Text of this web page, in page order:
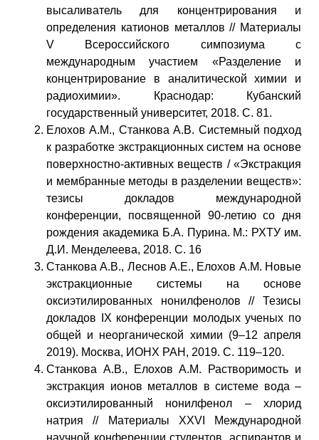
высаливатель для концентрирования и
определения катионов металлов // Материалы
V Всероссийского симпозиума с
международным участием «Разделение и
концентрирование в аналитической химии и
радиохимии». Краснодар: Кубанский
государственный университет, 2018. С. 81.
Елохов А.М., Станкова А.В. Системный подход
к разработке экстракционных систем на основе
поверхностно-активных веществ / «Экстракция
и мембранные методы в разделении веществ»:
тезисы докладов международной
конференции, посвященной 90-летию со дня
рождения академика Б.А. Пурина. М.: РХТУ им.
Д.И. Менделеева, 2018. С. 16
Станкова А.В., Леснов А.Е., Елохов А.М. Новые
экстракционные системы на основе
оксиэтилированных нонилфенолов // Тезисы
докладов IX конференции молодых ученых по
общей и неорганической химии (9–12 апреля
2019). Москва, ИОНХ РАН, 2019. С. 119–120.
Станкова А.В., Елохов А.М. Растворимость и
экстракция ионов металлов в системе вода –
оксиэтилированный нонилфенол – хлорид
натрия // Материалы XXVI Международной
научной конференции студентов, аспирантов и